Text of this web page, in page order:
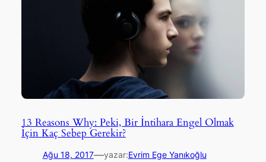
13 Reasons Why: Peki, Bir İntihara Engel Olmak
İçin Kaç Sebep Gerekir?
Ağu 18, 2017—yazar:Evrim Ege Yanıkoğlu